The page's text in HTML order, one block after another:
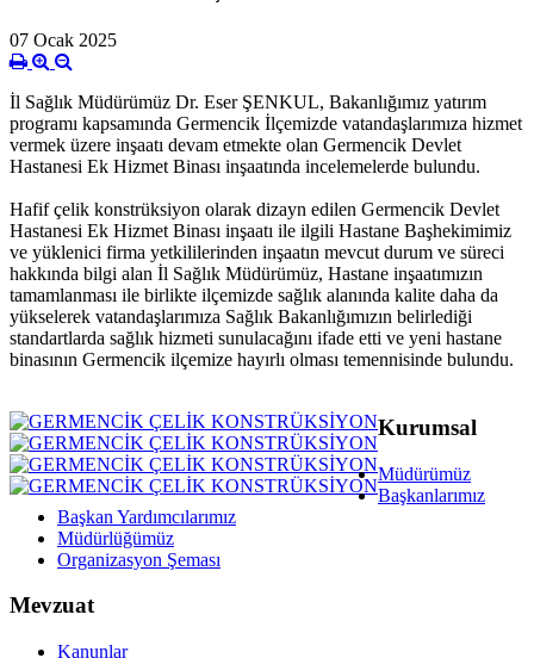
07 Ocak 2025
İl Sağlık Müdürümüz Dr. Eser ŞENKUL, Bakanlığımız yatırım
programı kapsamında Germencik İlçemizde vatandaşlarımıza hizmet
vermek üzere inşaatı devam etmekte olan Germencik Devlet
Hastanesi Ek Hizmet Binası inşaatında incelemelerde bulundu.
Hafif çelik konstrüksiyon olarak dizayn edilen Germencik Devlet
Hastanesi Ek Hizmet Binası inşaatı ile ilgili Hastane Başhekimimiz
ve yüklenici firma yetkililerinden inşaatın mevcut durum ve süreci
hakkında bilgi alan İl Sağlık Müdürümüz, Hastane inşaatımızın
tamamlanması ile birlikte ilçemizde sağlık alanında kalite daha da
yükselerek vatandaşlarımıza Sağlık Bakanlığımızın belirlediği
standartlarda sağlık hizmeti sunulacağını ifade etti ve yeni hastane
binasının Germencik ilçemize hayırlı olması temennisinde bulundu.
Kurumsal
Müdürümüz
Başkanlarımız
Başkan Yardımcılarımız
Müdürlüğümüz
Organizasyon Şeması
Mevzuat
Kanunlar